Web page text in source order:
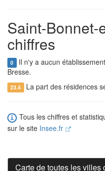
Saint-Bonnet-
chiffres
0 Il n'y a aucun
Bresse.
23.4 La part des résidences
Tous les chiffres et
sur le site Insee.fr
Carte de toutes les villes